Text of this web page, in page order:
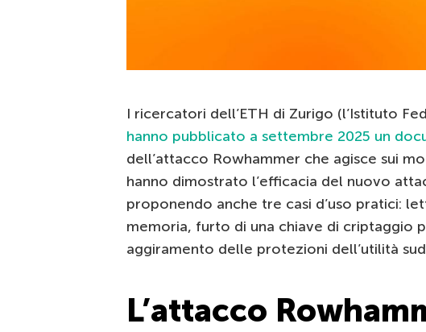
I ricercatori dell’ETH di Zurigo (l’Istituto
hanno pubblicato a settembre 2025 un
dell’attacco Rowhammer che agisce sui
hanno dimostrato l’efficacia del nuovo
proponendo anche tre casi d’uso pratici:
memoria, furto di una chiave di criptaggio
aggiramento delle protezioni dell’utilità
L’attacco